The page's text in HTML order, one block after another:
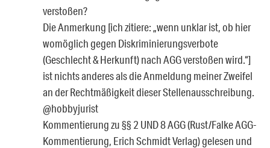
verstoßen?
Die Anmerkung [ich zitiere: „wenn unklar ist, ob hier
womöglich gegen Diskriminierungsverbote
(Geschlecht & Herkunft) nach AGG verstoßen wird.“]
ist nichts anderes als die Anmeldung meiner Zweifel
an der Rechtmäßigkeit dieser Stellenausschreibung.
@hobbyjurist
Kommentierung zu §§ 2 UND 8 AGG (Rust/Falke AGG-
Kommentierung, Erich Schmidt Verlag) gelesen und